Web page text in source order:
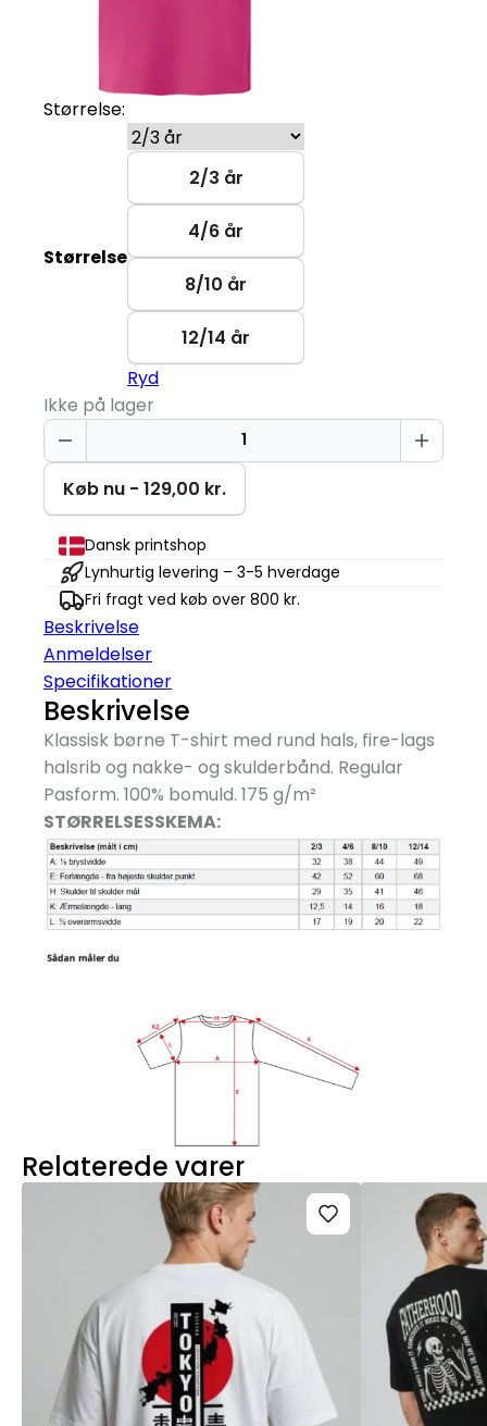
Størrelse:
Størrelse
2/3 år
4/6 år
8/10 år
12/14 år
Ryd
Ikke på lager
I
Don't
Give
A
Flock
T-
shirt
|
Børn
antal
Køb nu - 129,00 kr.
Dansk printshop
Lynhurtig levering – 3-5 hverdage
Fri fragt ved køb over 800 kr.
Beskrivelse
Anmeldelser
Specifikationer
Beskrivelse
Klassisk børne T-shirt med rund hals, fire-lags
halsrib og nakke- og skulderbånd. Regular
Pasform. 100% bomuld. 175 g/m²
STØRRELSESSKEMA:
Relaterede varer